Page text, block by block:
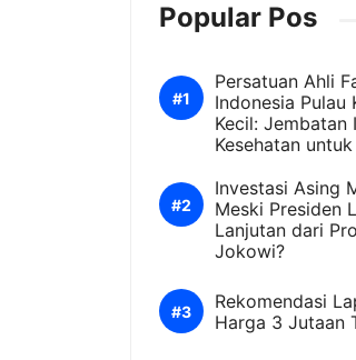
Popular Pos
Persatuan Ahli
Indonesia Pulau
Kecil: Jembatan
Kesehatan
Investasi Asing
Meski Presiden
Lanjutan dari
Jokowi?
Rekomendasi
Harga 3 Jutaan